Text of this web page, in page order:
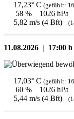
17,23° C (gefühlt:
58 %
1026 hPa
5,82 m/s (4 Bft)
11.08.2026 | 17:00 h
17,03° C (gefühlt:
60 %
1026 hPa
5,44 m/s (4 Bft)